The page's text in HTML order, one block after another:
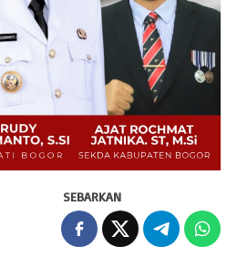
SEBARKAN